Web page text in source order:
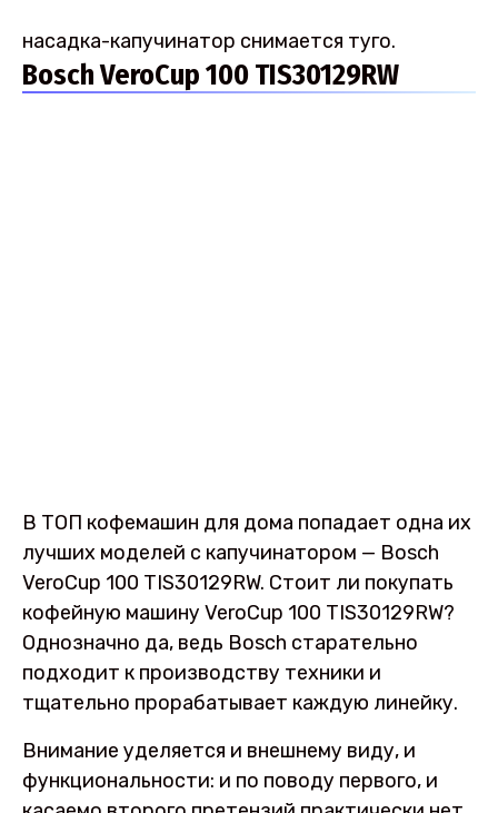
насадка-капучинатор снимается туго.
Bosch VeroCup 100 TIS30129RW
В ТОП кофемашин для дома попадает одна их
лучших моделей с капучинатором — Bosch
VeroCup 100 TIS30129RW. Стоит ли покупать
кофейную машину VeroCup 100 TIS30129RW?
Однозначно да, ведь Bosch старательно
подходит к производству техники и
тщательно прорабатывает каждую линейку.
Внимание уделяется и внешнему виду, и
функциональности: и по поводу первого, и